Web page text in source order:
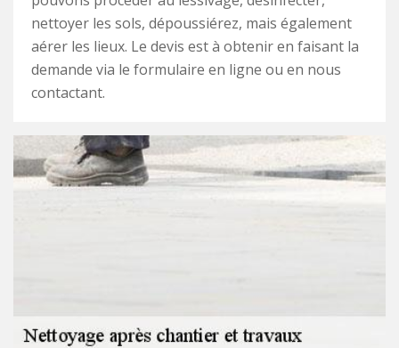
nettoyer les sols, dépoussiérez, mais également
aérer les lieux. Le devis est à obtenir en faisant la
demande via le formulaire en ligne ou en nous
contactant.